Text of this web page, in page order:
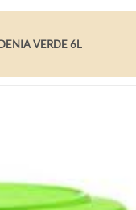
VERDE 6L